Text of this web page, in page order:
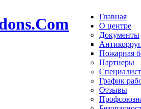
Главная
О центре
Документы
Пожарная
Партнеры
График
Отзывы